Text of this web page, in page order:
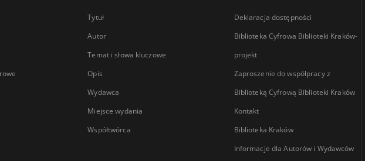
Tytuł
Autor
Temat i słowa kluczowe
Opis
Wydawca
Miejsce wydania
Współtwórca
Deklaracja dostępności
Biblioteka Cyfrowa Biblioteki Kraków-
projekt
Zaproszenie do współpracy z
Biblioteką Cyfrową Biblioteki Kraków
Kontakt
Biblioteka Kraków
Informacje dla Autorów i Wydawców